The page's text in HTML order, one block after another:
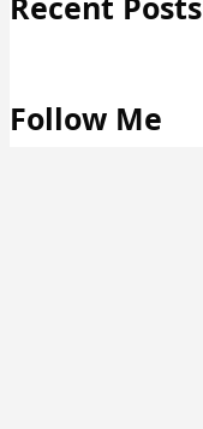
Follow Me